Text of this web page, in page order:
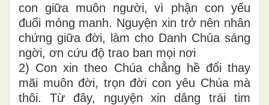
con giữa muôn người, vì phận con yếu
đuối mỏng manh. Nguyện xin trở nên nhân
chứng giữa đời, làm cho Danh Chúa sáng
ngời, ơn cứu độ trao ban mọi nơi
2) Con xin theo Chúa chẳng hề đổi thay
mãi muôn đời, trọn đời con yêu Chúa mà
thôi. Từ đây, nguyện xin dâng trái tim